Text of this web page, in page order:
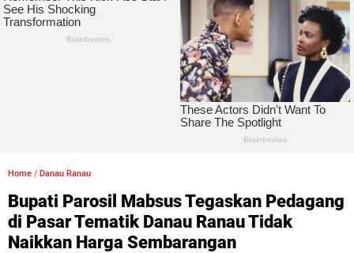
Home / Danau Ranau
Bupati Parosil Mabsus Tegaskan Pedagang
di Pasar Tematik Danau Ranau Tidak
Naikkan Harga Sembarangan